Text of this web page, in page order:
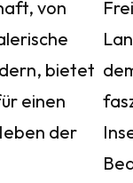
von
bietet
einen
der